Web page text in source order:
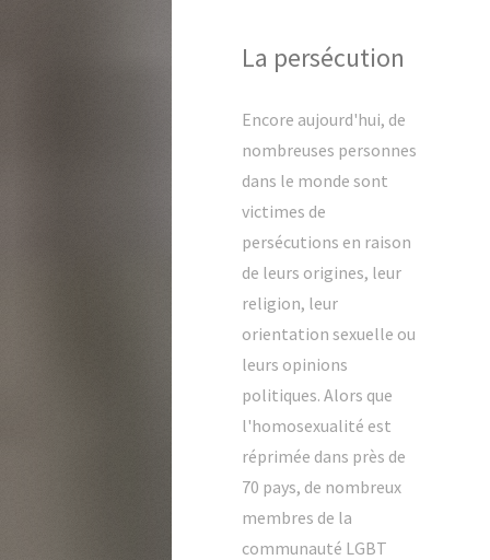
La persécution
Encore aujourd'hui, de
nombreuses personnes
dans le monde sont
victimes de
persécutions en raison
de leurs origines, leur
religion, leur
orientation sexuelle ou
leurs opinions
politiques. Alors que
l'homosexualité est
réprimée dans près de
70 pays, de nombreux
membres de la
communauté LGBT